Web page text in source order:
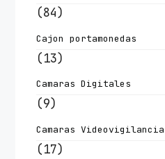
(84)
Cajon portamonedas
(13)
Camaras Digitales
(9)
Camaras Videovigilancia
(17)